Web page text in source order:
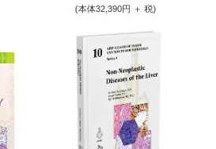
(本体32,390円 ＋ 税)